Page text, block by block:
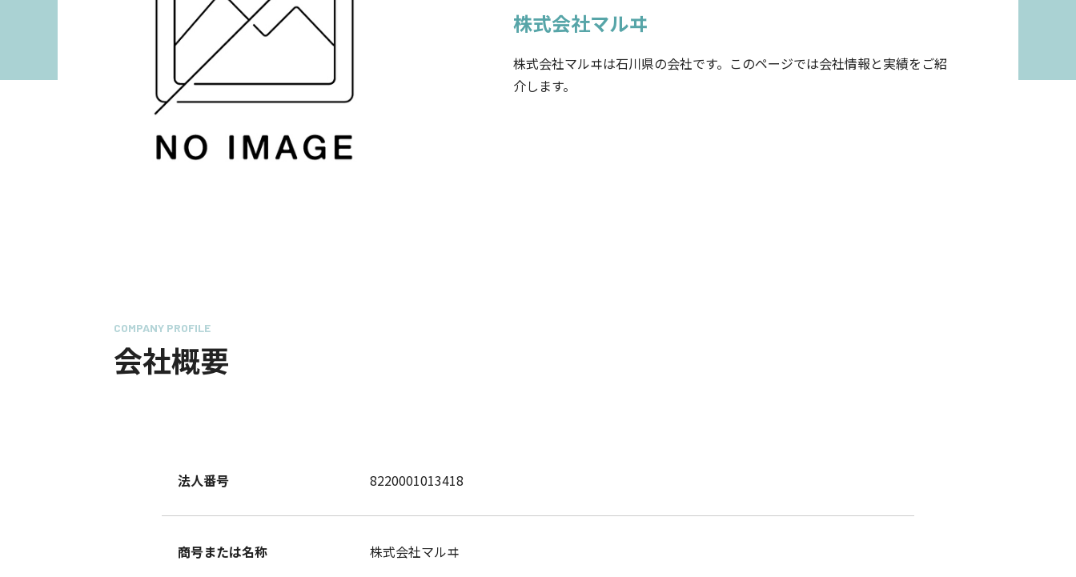
株式会社マルヰ
株式会社マルヰは石川県の会社です。このページでは会社情報と実績をご紹
介します。
COMPANY PROFILE
会社概要
法人番号 8220001013418
商号または名称 株式会社マルヰ